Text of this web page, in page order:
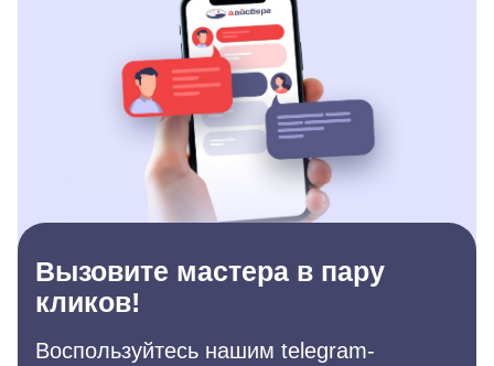
Вызовите мастера в пару
кликов!
Воспользуйтесь нашим telegram-